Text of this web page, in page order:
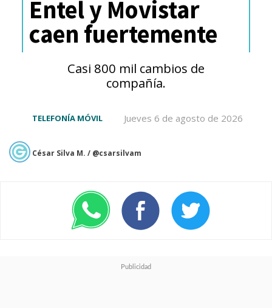
de la RAM como principal factor.
En cuanto a especificaciones, el
pantalla AMOLED de 6.6
Entel y Movistar
caen fuertemente
Casi 800 mil cambios de
compañía.
Jueves 6 de agosto de 2026
TELEFONÍA MÓVIL
César Silva M. / @csarsilvam